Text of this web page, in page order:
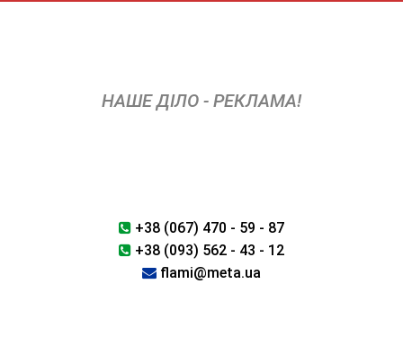
НАШЕ ДІЛО - РЕКЛАМА!
+38 (067) 470 - 59 - 87
+38 (093) 562 - 43 - 12
flami@meta.ua